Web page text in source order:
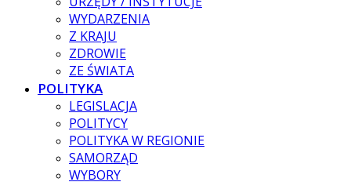
WYDARZENIA
Z KRAJU
ZDROWIE
ZE ŚWIATA
POLITYKA
LEGISLACJA
POLITYCY
POLITYKA W REGIONIE
SAMORZĄD
WYBORY